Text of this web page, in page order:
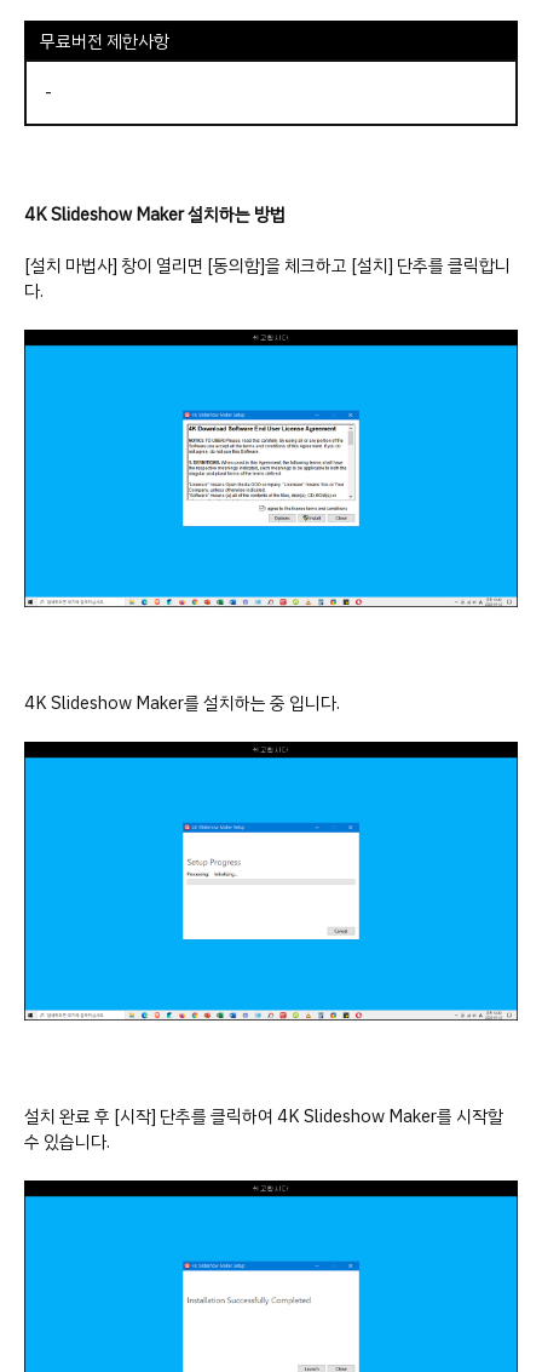
무료버전 제한사항
-
4K Slideshow Maker 설치하는 방법
[설치 마법사] 창이 열리면 [동의함]을 체크하고 [설치] 단추를 클릭합니
다.
4K Slideshow Maker를 설치하는 중 입니다.
설치 완료 후 [시작] 단추를 클릭하여 4K Slideshow Maker를 시작할
수 있습니다.